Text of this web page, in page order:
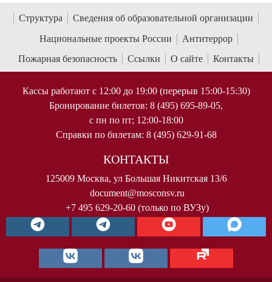
Структура
Сведения об образовательной организации
Национальные проекты России
Антитеррор
Пожарная безопасность
Ссылки О сайте Контакты
Кассы работают с 12:00 до 19:00 (перерыв 15:00-15:30)
Бронирование билетов: 8 (495) 695-89-05,
с пн по пт; 12:00-18:00
Справки по билетам: 8 (495) 629-91-68
КОНТАКТЫ
125009 Москва, ул Большая Никитская 13/6
document@mosconsv.ru
+7 495 629-20-60 (только по ВУЗу)